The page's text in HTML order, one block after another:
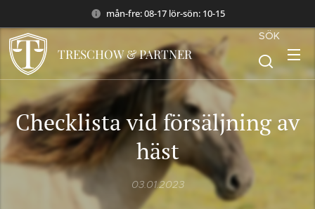
mån-fre: 08-17 lör-sön: 10-15
TRESCHOW & PARTNER
SÖK
Checklista vid försäljning av
häst
03.01.2023